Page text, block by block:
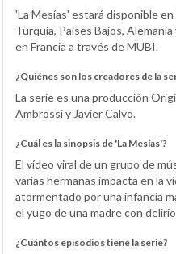
'La Mesías' estará disponible
Turquía, Países Bajos,
en Francia a través de MUBI.
¿Quiénes son los creadores de la
La serie es una producción
Ambrossi y Javier Calvo.
¿Cuál es la sinopsis de 'La Mesías'?
El vídeo viral de un grupo de
varias hermanas impacta en la
atormentado por una infancia
el yugo de una madre con
¿Cuántos episodios tiene la serie?